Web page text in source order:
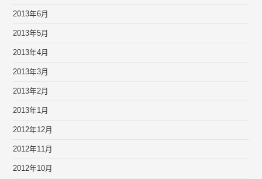
2013年6月
2013年5月
2013年4月
2013年3月
2013年2月
2013年1月
2012年12月
2012年11月
2012年10月